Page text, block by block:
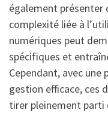
également présenter
complexité liée à
numériques peut
spécifiques et
Cependant, avec
gestion efficace, ces
tirer pleinement parti